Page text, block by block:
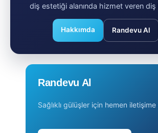
diş estetiği alanında hizmet veren diş
Hakkımda Randevu Al
Randevu Al
Sağlıklı gülüşler için hemen